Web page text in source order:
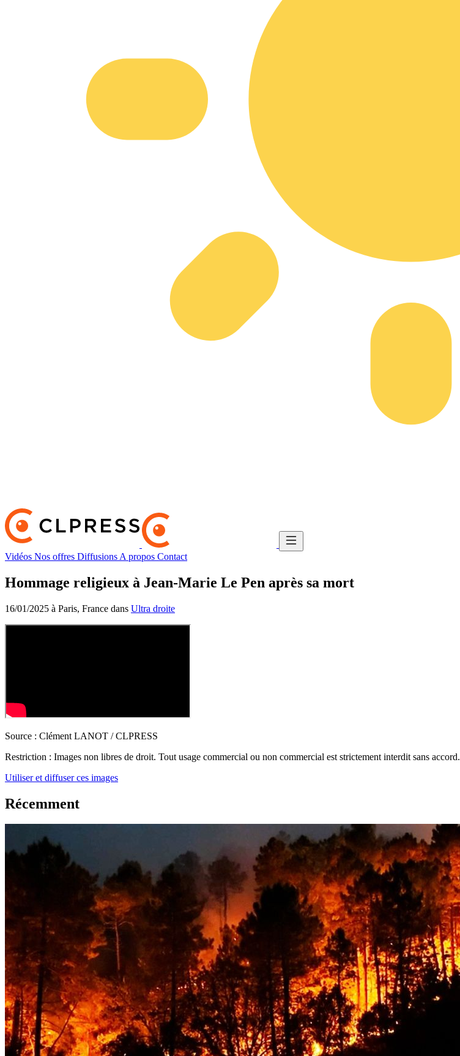
Vidéos Nos offres Diffusions A propos Contact
Hommage religieux à Jean-Marie Le Pen après sa mort
16/01/2025 à Paris, France dans Ultra droite
Source : Clément LANOT / CLPRESS
Restriction : Images non libres de droit. Tout usage commercial ou non commercial est strictement interdit sans accord.
Utiliser et diffuser ces images
Récemment